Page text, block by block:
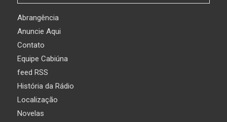
Abrangência
Anuncie Aqui
Contato
Equipe Cabiúna
feed RSS
História da Rádio
Localização
Novelas